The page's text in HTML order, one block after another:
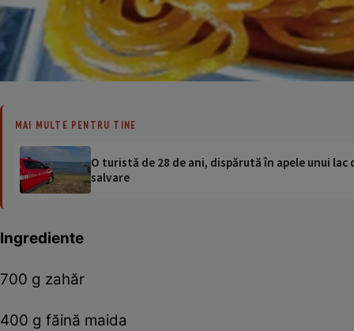
MAI MULTE PENTRU TINE
O turistă de 28 de ani, dispărută în apele unui
salvare
Ingrediente
700 g zahăr
400 g făină maida